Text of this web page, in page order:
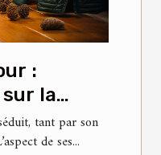
:
la
tant par son
de ses...